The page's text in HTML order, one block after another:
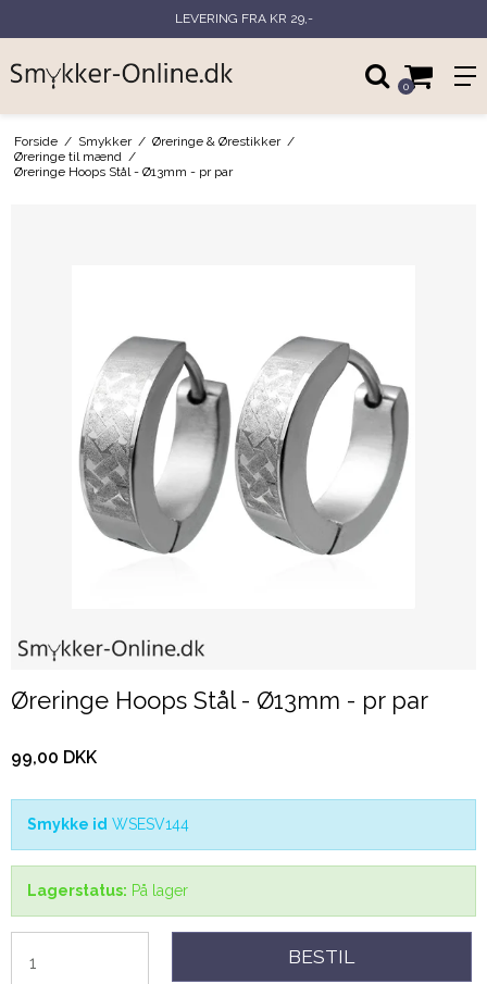
LEVERING FRA KR 29,-
0
Forside / Smykker / Øreringe & Ørestikker /
Øreringe til mænd /
Øreringe Hoops Stål - Ø13mm - pr par
Øreringe Hoops Stål - Ø13mm - pr par
99,00 DKK
Smykke id WSESV144
Lagerstatus: På lager
BESTIL